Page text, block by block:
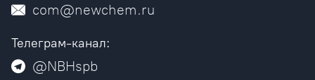
com@newchem.ru
Телеграм-канал:
@NBHspb